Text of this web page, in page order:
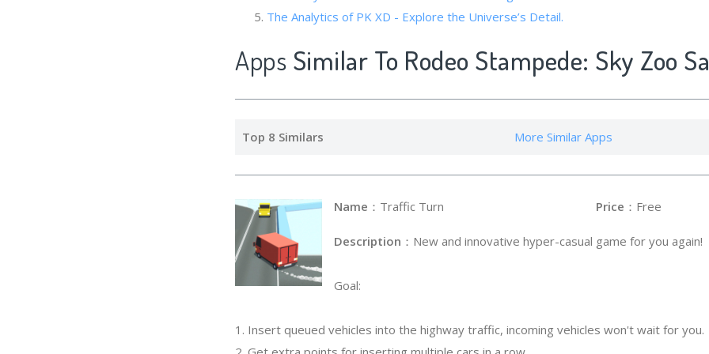
The Analytics of PK XD - Explore the Universe’s Detail.
Apps Similar To Rodeo Stampede: Sky Zoo
Top 8 Similars More Similar Apps
Name ：Traffic Turn Price ：Free
Description ：New and innovative hyper-casual game for you again!
Goal:
1. Insert queued vehicles into the highway traffic, incoming vehicles won't wait for you.